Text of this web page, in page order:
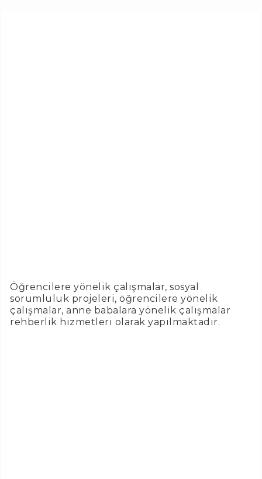
Öğrencilere yönelik çalışmalar, sosyal
sorumluluk projeleri, öğrencilere yönelik
çalışmalar, anne babalara yönelik çalışmalar
rehberlik hizmetleri olarak yapılmaktadır.